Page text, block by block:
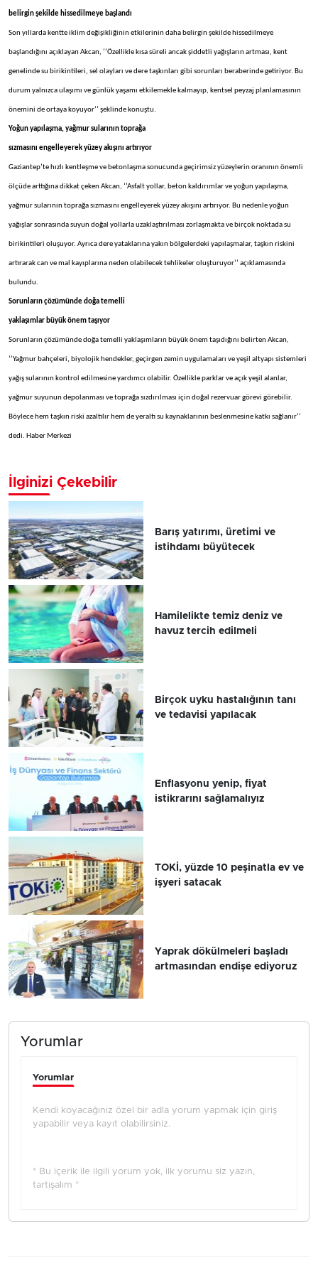
belirgin şekilde hissedilmeye başlandı
Son yıllarda kentte iklim değişikliğinin etkilerinin daha belirgin şekilde hissedilmeye
başlandığını açıklayan Akcan, ‘’Özellikle kısa süreli ancak şiddetli yağışların artması, kent
genelinde su birikintileri, sel olayları ve dere taşkınları gibi sorunları beraberinde getiriyor. Bu
durum yalnızca ulaşımı ve günlük yaşamı etkilemekle kalmayıp, kentsel peyzaj planlamasının
önemini de ortaya koyuyor’’ şeklinde konuştu.
Yoğun yapılaşma, yağmur sularının toprağa
sızmasını engelleyerek yüzey akışını artırıyor
Gaziantep’te hızlı kentleşme ve betonlaşma sonucunda geçirimsiz yüzeylerin oranının önemli
ölçüde arttığına dikkat çeken Akcan, ‘’Asfalt yollar, beton kaldırımlar ve yoğun yapılaşma,
yağmur sularının toprağa sızmasını engelleyerek yüzey akışını artırıyor. Bu nedenle yoğun
yağışlar sonrasında suyun doğal yollarla uzaklaştırılması zorlaşmakta ve birçok noktada su
birikintileri oluşuyor. Ayrıca dere yataklarına yakın bölgelerdeki yapılaşmalar, taşkın riskini
artırarak can ve mal kayıplarına neden olabilecek tehlikeler oluşturuyor’’ açıklamasında
bulundu.
Sorunların çözümünde doğa temelli
yaklaşımlar büyük önem taşıyor
Sorunların çözümünde doğa temelli yaklaşımların büyük önem taşıdığını belirten Akcan,
‘’Yağmur bahçeleri, biyolojik hendekler, geçirgen zemin uygulamaları ve yeşil altyapı sistemleri
yağış sularının kontrol edilmesine yardımcı olabilir. Özellikle parklar ve açık yeşil alanlar,
yağmur suyunun depolanması ve toprağa sızdırılması için doğal rezervuar görevi görebilir.
Böylece hem taşkın riski azaltılır hem de yeraltı su kaynaklarının beslenmesine katkı sağlanır’’
dedi. Haber Merkezi
İlginizi Çekebilir
Barış yatırımı, üretimi ve
istihdamı büyütecek
Hamilelikte temiz deniz ve
havuz tercih edilmeli
Birçok uyku hastalığının tanı
ve tedavisi yapılacak
Enflasyonu yenip, fiyat
istikrarını sağlamalıyız
TOKİ, yüzde 10 peşinatla ev ve
işyeri satacak
Yaprak dökülmeleri başladı
artmasından endişe ediyoruz
Yorumlar
Yorumlar
Kendi koyacağınız özel bir adla yorum yapmak için giriş
yapabilir veya kayıt olabilirsiniz.
* Bu içerik ile ilgili yorum yok, ilk yorumu siz yazın,
tartışalım *